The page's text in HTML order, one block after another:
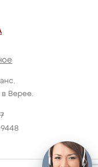
Верее.